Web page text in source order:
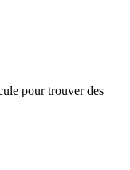
pour trouver des